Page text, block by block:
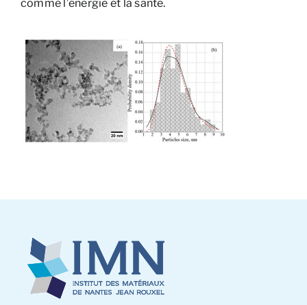
comme l’énergie et la santé.